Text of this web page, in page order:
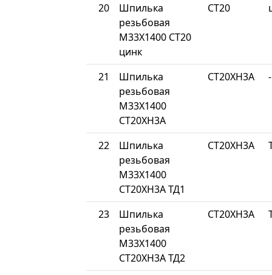
20
Шпилька
резьбовая
М33Х1400 СТ20
цинк
СТ20
21
Шпилька
резьбовая
М33Х1400
СТ20ХН3А
СТ20ХН3А -
22
Шпилька
резьбовая
М33Х1400
СТ20ХН3А ТД1
СТ20ХН3А
23
Шпилька
резьбовая
М33Х1400
СТ20ХН3А ТД2
СТ20ХН3А